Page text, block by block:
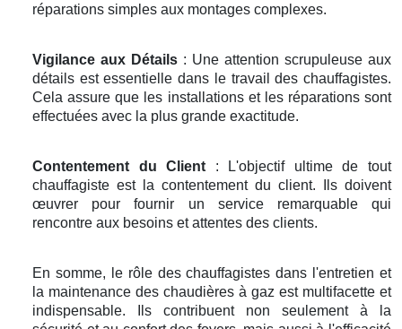
réparations simples aux montages complexes.
Vigilance aux Détails : Une attention scrupuleuse aux
détails est essentielle dans le travail des chauffagistes.
Cela assure que les installations et les réparations sont
effectuées avec la plus grande exactitude.
Contentement du Client: L'objectif ultime de tout
chauffagiste est la contentement du client. Ils doivent
œuvrer pour fournir un service remarquable qui
rencontre aux besoins et attentes des clients.
En somme, le rôle des chauffagistes dans l'entretien et
la maintenance des chaudières à gaz est multifacette et
indispensable. Ils contribuent non seulement à la